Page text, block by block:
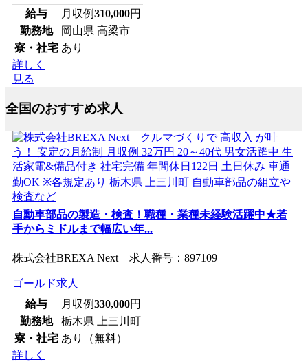
給与
月収例310,000円
勤務地
岡山県 高梁市
寮・社宅 あり
詳しく
見る
全国のおすすめ求人
自動車部品の製造・検査！職種・業種未経験活躍中★若
手からミドルまで幅広い年...
株式会社BREXA Next 求人番号：897109
ゴールド求人
給与
月収例330,000円
勤務地
栃木県 上三川町
寮・社宅 あり（無料）
詳しく